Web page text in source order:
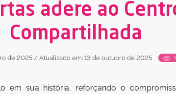
adere ao
Compartilhada
de 2025 / Atualizado em: 13 de outubro de 2025
em sua história, reforçando o